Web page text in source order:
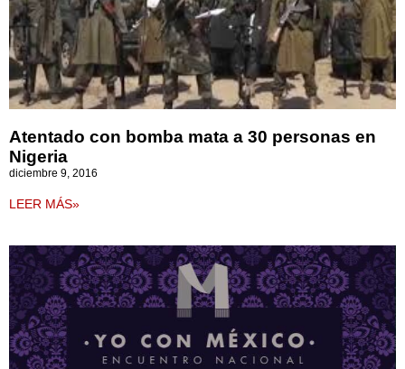
Atentado con bomba mata a 30 personas en
Nigeria
diciembre 9, 2016
LEER MÁS»